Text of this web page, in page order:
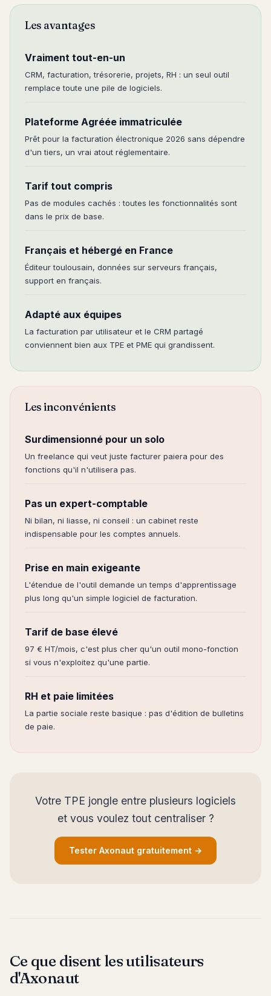
Les avantages
Vraiment tout-en-un
CRM, facturation, trésorerie, projets, RH : un seul outil
remplace toute une pile de logiciels.
Plateforme Agréée immatriculée
Prêt pour la facturation électronique 2026 sans dépendre
d'un tiers, un vrai atout réglementaire.
Tarif tout compris
Pas de modules cachés : toutes les fonctionnalités sont
dans le prix de base.
Français et hébergé en France
Éditeur toulousain, données sur serveurs français,
support en français.
Adapté aux équipes
La facturation par utilisateur et le CRM partagé
conviennent bien aux TPE et PME qui grandissent.
Les inconvénients
Surdimensionné pour un solo
Un freelance qui veut juste facturer paiera pour des
fonctions qu'il n'utilisera pas.
Pas un expert-comptable
Ni bilan, ni liasse, ni conseil : un cabinet reste
indispensable pour les comptes annuels.
Prise en main exigeante
L'étendue de l'outil demande un temps d'apprentissage
plus long qu'un simple logiciel de facturation.
Tarif de base élevé
97 € HT/mois, c'est plus cher qu'un outil mono-fonction
si vous n'exploitez qu'une partie.
RH et paie limitées
La partie sociale reste basique : pas d'édition de bulletins
de paie.
Votre TPE jongle entre plusieurs logiciels
et vous voulez tout centraliser ?
Tester Axonaut gratuitement →
Ce que disent les utilisateurs
d'Axonaut